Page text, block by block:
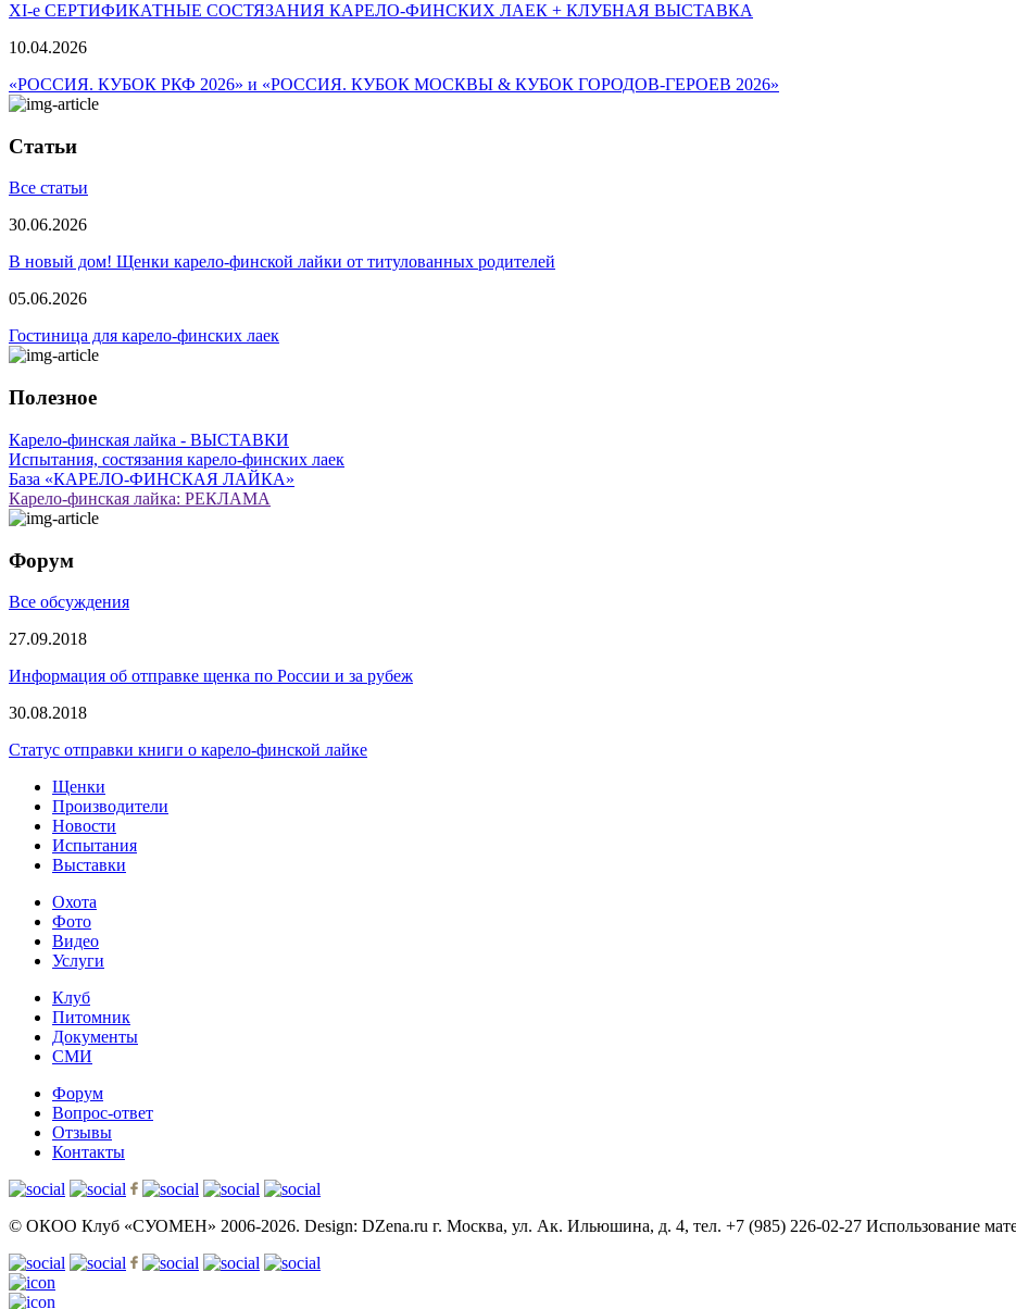
ХI-е СЕРТИФИКАТНЫЕ СОСТЯЗАНИЯ КАРЕЛО-ФИНСКИХ ЛАЕК + КЛУБНАЯ ВЫСТАВКА
10.04.2026
«РОССИЯ. КУБОК РКФ 2026» и «РОССИЯ. КУБОК МОСКВЫ & КУБОК ГОРОДОВ-ГЕРОЕВ 2026»
Статьи
Все статьи
30.06.2026
В новый дом! Щенки карело-финской лайки от титулованных родителей
05.06.2026
Гостиница для карело-финских лаек
Полезное
Карело-финская лайка - ВЫСТАВКИ
Испытания, состязания карело-финских лаек
База «КАРЕЛО-ФИНСКАЯ ЛАЙКА»
Карело-финская лайка: РЕКЛАМА
Форум
Все обсуждения
27.09.2018
Информация об отправке щенка по России и за рубеж
30.08.2018
Статус отправки книги о карело-финской лайке
Щенки
Производители
Новости
Испытания
Выставки
Охота
Фото
Видео
Услуги
Клуб
Питомник
Документы
СМИ
Форум
Вопрос-ответ
Отзывы
Контакты
© OКОО Клуб «СУОМЕН» 2006-2026. Design: DZena.ru г. Москва, ул. Ак. Ильюшина, д. 4, тел. +7 (985) 226-02-27 Использование